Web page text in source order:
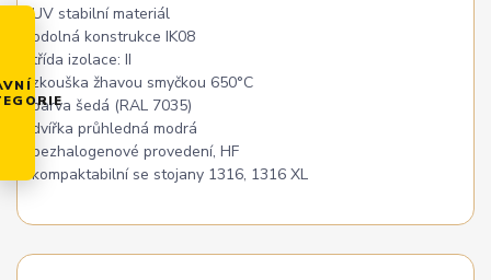
UV stabilní materiál
odolná konstrukce IK08
třída izolace: II
zkouška žhavou smyčkou 650°C
barva šedá (RAL 7035)
dvířka průhledná modrá
bezhalogenové provedení, HF
kompaktabilní se stojany 1316, 1316 XL